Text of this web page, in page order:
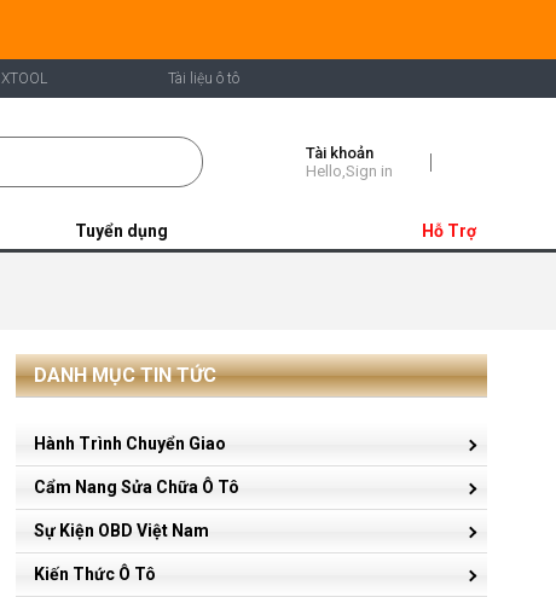
XTOOL Tài liệu ô tô
Tài khoản
Hello,Sign in
Hỗ Trợ
Tuyển dụng
DANH MỤC TIN TỨC
Hành Trình Chuyển Giao
Cẩm Nang Sửa Chữa Ô Tô
Sự Kiện OBD Việt Nam
Kiến Thức Ô Tô